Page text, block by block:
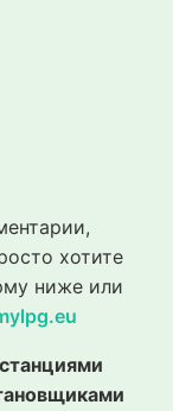
хотите
ниже или